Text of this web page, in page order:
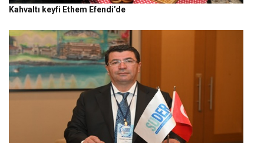
Kahvaltı keyfi Ethem Efendi’de